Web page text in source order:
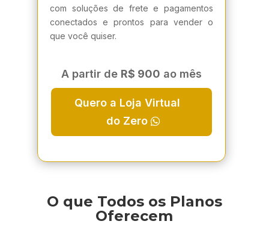
com soluções de frete e pagamentos
conectados e prontos para vender o
que você quiser.
A partir de R$ 900 ao mês
Quero a Loja Virtual
do Zero
O que Todos os Planos
Oferecem